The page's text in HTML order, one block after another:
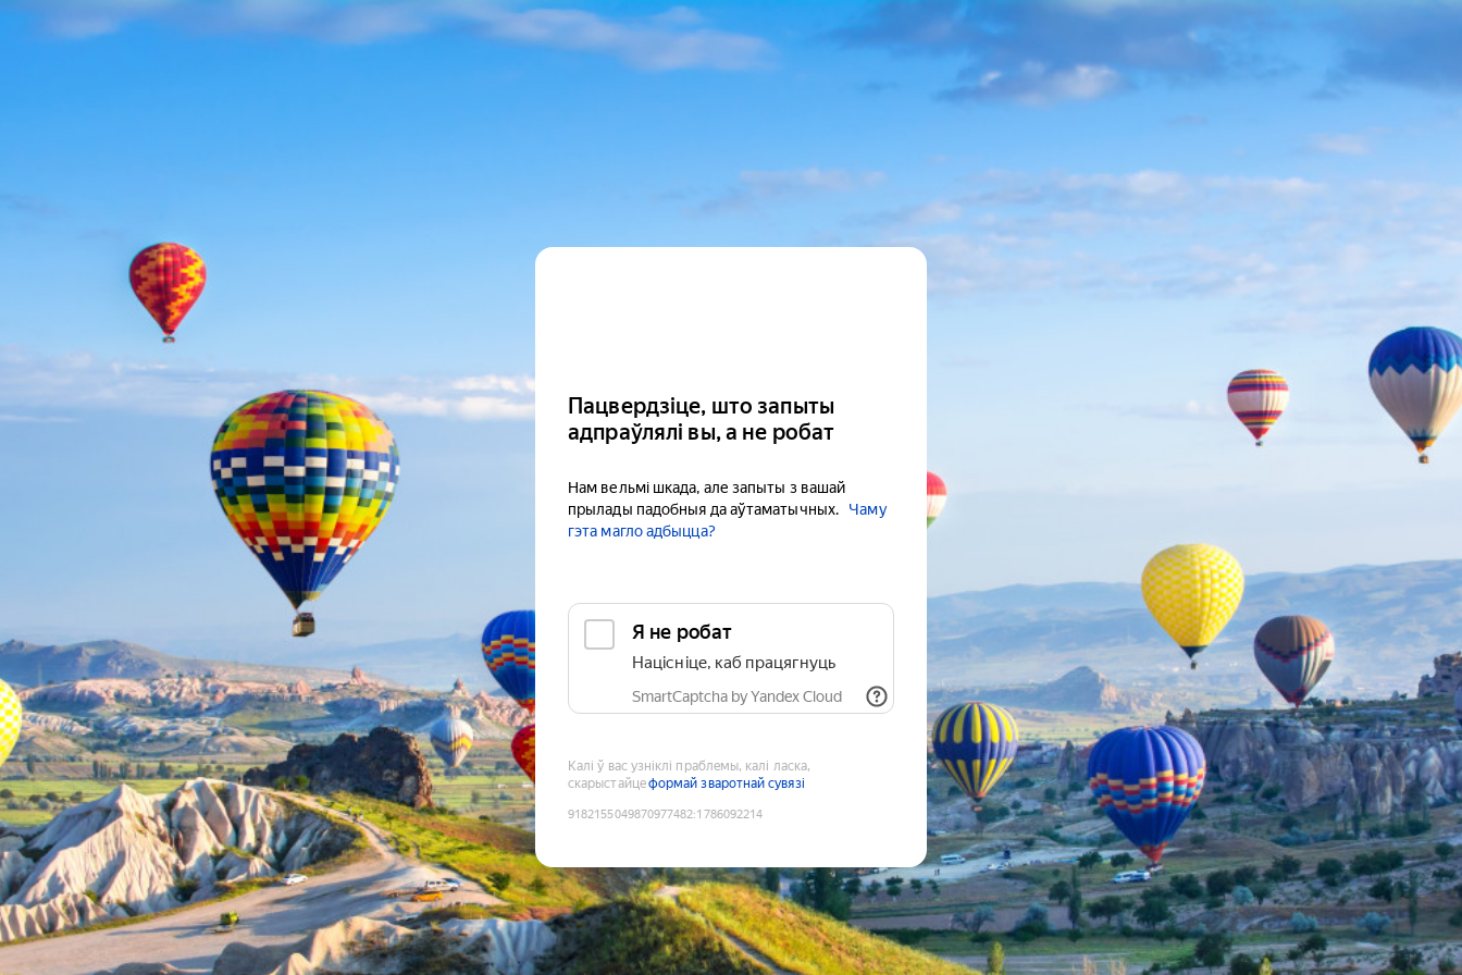
Пацвердзіце, што запыты
адпраўлялі вы, а не робат
Нам вельмі шкада, але запыты з вашай
прылады падобныя да аўтаматычных.
Чаму
гэта магло адбыцца?
Я не робат
Націсніце, каб працягнуць
SmartCaptcha by Yandex Cloud
Калі ў вас узніклі праблемы, калі ласка,
скарыстайцеформай зваротнай сувязі
9182155049870977482:1786092214